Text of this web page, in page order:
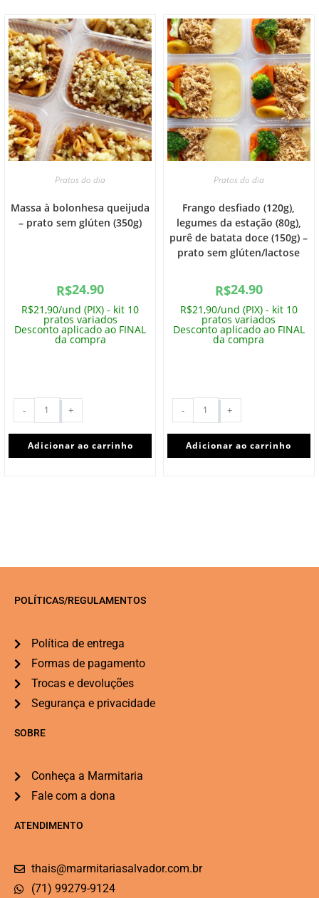
Pratos do dia
Massa à bolonhesa queijuda
– prato sem glúten (350g)
R$24.90
R$21,90/und (PIX) - kit 10
pratos variados
Desconto aplicado ao FINAL
da compra
- +
Adicionar ao carrinho
Pratos do dia
Frango desfiado (120g),
legumes da estação (80g),
purê de batata doce (150g) –
prato sem glúten/lactose
R$24.90
R$21,90/und (PIX) - kit 10
pratos variados
Desconto aplicado ao FINAL
da compra
- +
Adicionar ao carrinho
POLÍTICAS/REGULAMENTOS
Política de entrega
Formas de pagamento
Trocas e devoluções
Segurança e privacidade
SOBRE
Conheça a Marmitaria
Fale com a dona
ATENDIMENTO
thais@marmitariasalvador.com.br
(71) 99279-9124